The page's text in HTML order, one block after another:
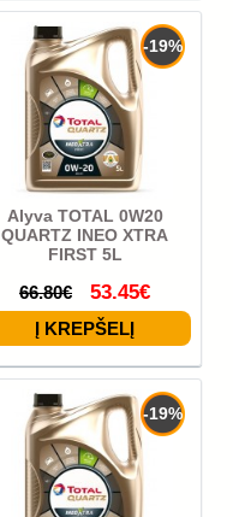
-19%
Alyva TOTAL 0W20
QUARTZ INEO XTRA
FIRST 5L
66.80€ 53.45€
-19%